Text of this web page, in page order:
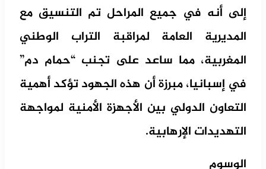
إلى أنه في جميع المراحل تم التنسيق مع
المديرية العامة لمراقبة التراب الوطني
المغربية، مما ساعد على تجنب “حمام دم”
في إسبانيا، مبرزة أن هذه الجهود تؤكد أهمية
التعاون الدولي بين الأجهزة الأمنية لمواجهة
التهديدات الإرهابية.
الوسوم